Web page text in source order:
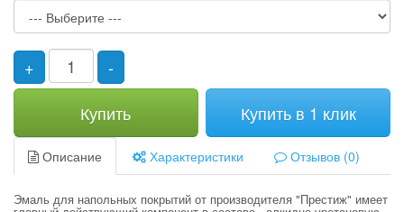
+
-
Купить
Купить в 1 клик
Описание Характеристики Отзывов (0)
Эмаль для напольных покрытий от производителя "Престиж" имеет